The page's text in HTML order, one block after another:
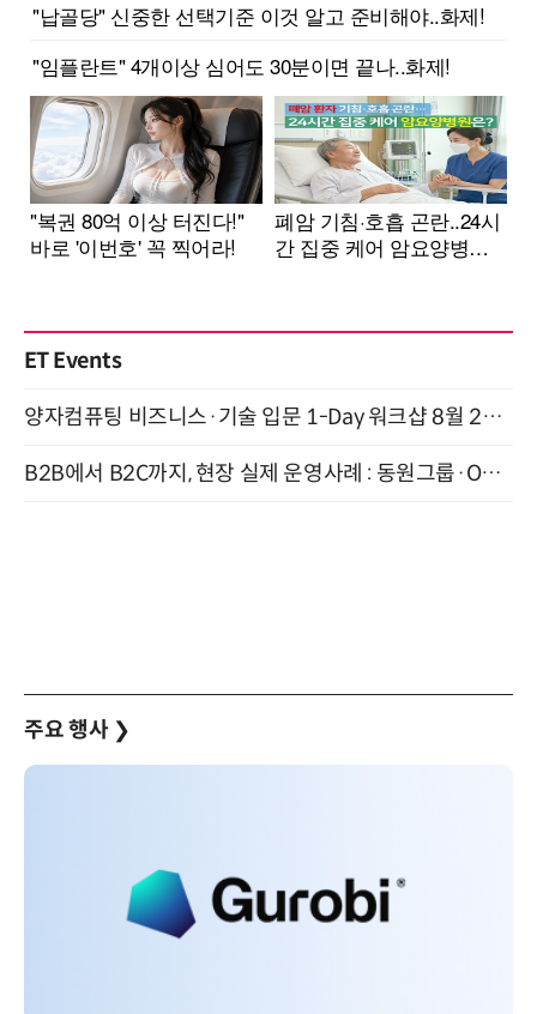
ET Events
양자컴퓨팅 비즈니스·기술 입문 1-Day 워크샵 8월 28일 개최
B2B에서 B2C까지, 현장 실제 운영사례 : 동원그룹·OCI·다이닝브랜즈그룹·당근 (8/27)
주요 행사 ❯